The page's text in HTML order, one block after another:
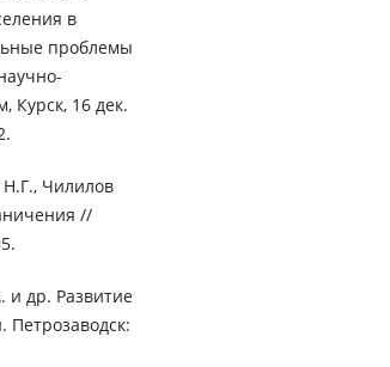
в
проблемы
Курск, 16 дек.
Чилилов
//
др. Развитие
Петрозаводск: